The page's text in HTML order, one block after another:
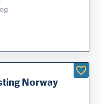
Norway